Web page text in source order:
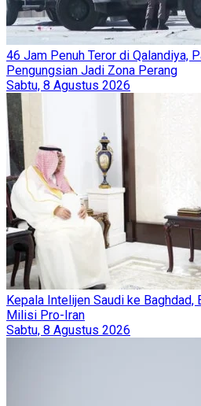
46 Jam Penuh Teror di Qalandiya,
Pengungsian Jadi Zona Perang
Sabtu, 8 Agustus 2026
Kepala Intelijen Saudi ke Baghdad,
Milisi Pro-Iran
Sabtu, 8 Agustus 2026